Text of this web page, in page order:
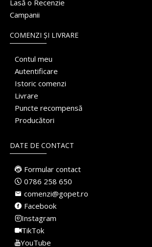
Lasă o Recenzie
Campanii
COMENZI ȘI LIVRARE
Contul meu
Autentificare
Istoric comenzi
Livrare
Puncte recompensă
Producători
DATE DE CONTACT
Formular contact
0786 258 650
comenzi@gopet.ro
Facebook
Instagram
TikTok
YouTube